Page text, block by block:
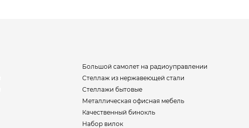
Большой самолет на радиоуправлении
Стеллаж из нержавеющей стали
Стеллажи бытовые
Металлическая офисная мебель
Качественный бинокль
Набор вилок